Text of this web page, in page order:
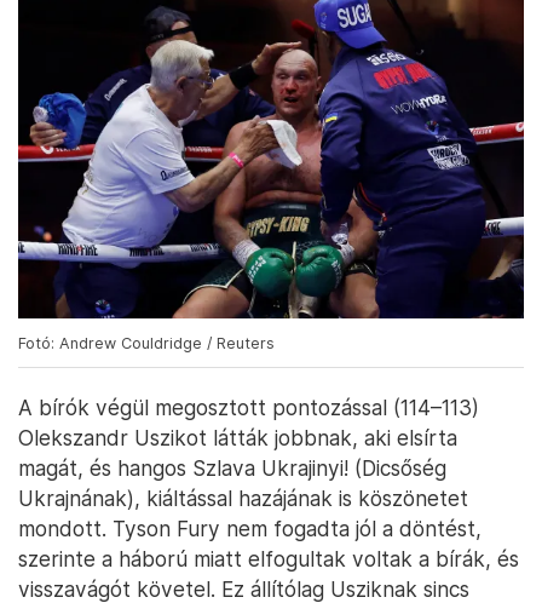
Fotó: Andrew Couldridge / Reuters
A bírók végül megosztott pontozással (114–113)
Olekszandr Uszikot látták jobbnak, aki elsírta
magát, és hangos Szlava Ukrajinyi! (Dicsőség
Ukrajnának), kiáltással hazájának is köszönetet
mondott. Tyson Fury nem fogadta jól a döntést,
szerinte a háború miatt elfogultak voltak a bírák, és
visszavágót követel. Ez állítólag Usziknak sincs